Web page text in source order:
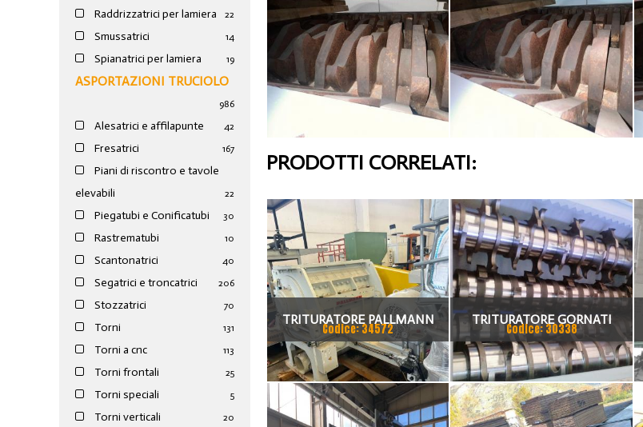
Raddrizzatrici per lamiera 22
Smussatrici 14
Spianatrici per lamiera 19
ASPORTAZIONI TRUCIOLO
986
Alesatrici e affilapunte 42
Fresatrici 167
Piani di riscontro e tavole
elevabili
22
Piegatubi e Conificatubi 30
Rastrematubi 10
Scantonatrici 40
Segatrici e troncatrici 206
Stozzatrici 70
Torni 131
Torni a cnc 113
Torni frontali 25
Torni speciali 5
Torni verticali 20
PRODOTTI CORRELATI:
TRITURATORE PALLMANN
Codice: 34572
TRITURATORE GORNATI
MACCHINE
Codice: 30338